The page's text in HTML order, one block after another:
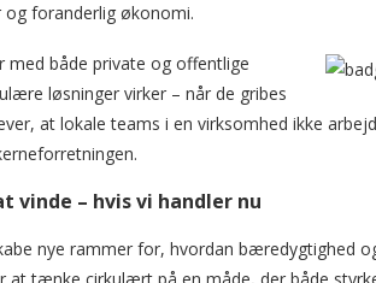
og foranderlig økonomi.
med både private og offentlige
løsninger virker – når de gribes
at lokale teams i en virksomhed ikke
vinde – hvis vi handler nu
nye rammer for, hvordan bæredygtighed